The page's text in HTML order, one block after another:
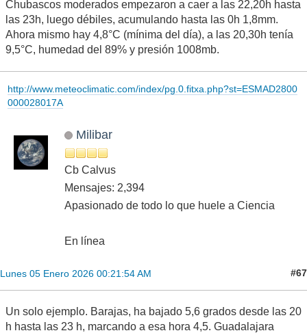
Chubascos moderados empezaron a caer a las 22,20h hasta
las 23h, luego débiles, acumulando hasta las 0h 1,8mm.
Ahora mismo hay 4,8°C (mínima del día), a las 20,30h tenía
9,5°C, humedad del 89% y presión 1008mb.
http://www.meteoclimatic.com/index/pg.0.fitxa.php?st=ESMAD2800
000028017A
Milibar
Cb Calvus
Mensajes: 2,394
Apasionado de todo lo que huele a Ciencia
En línea
Lunes 05 Enero 2026 00:21:54 AM #67
Un solo ejemplo. Barajas, ha bajado 5,6 grados desde las 20
h hasta las 23 h, marcando a esa hora 4,5. Guadalajara